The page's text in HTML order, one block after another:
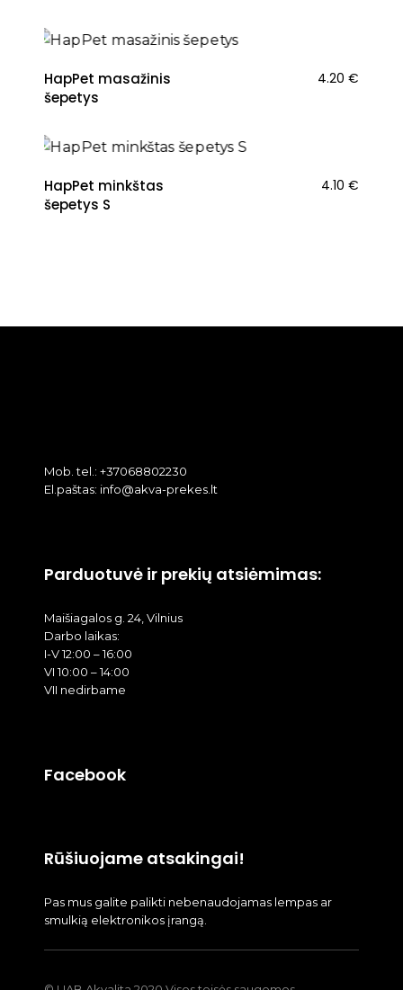
HapPet masažinis
šepetys
4.20 €
HapPet minkštas
šepetys S
4.10 €
Mob. tel.: +37068802230
El.paštas: info@akva-prekes.lt
Parduotuvė ir prekių atsiėmimas:
Maišiagalos g. 24, Vilnius
Darbo laikas:
I-V 12:00 – 16:00
VI 10:00 – 14:00
VII nedirbame
Facebook
Rūšiuojame atsakingai!
Pas mus galite palikti nebenaudojamas lempas ar
smulkią elektronikos įrangą.